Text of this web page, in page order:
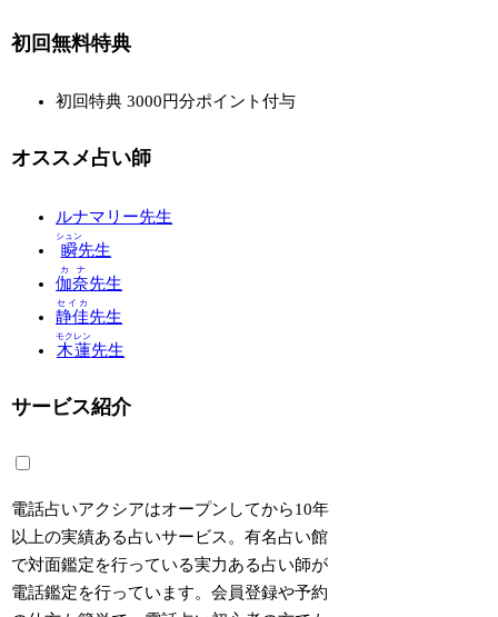
初回無料特典
初回特典3000円分ポイント付与
オススメ占い師
ルナマリー先生
瞬
シュン
先生
伽奈
カナ
先生
静佳
セイカ
先生
木蓮
モクレン
先生
サービス紹介
電話占いアクシアはオープンしてから10年
以上の実績ある占いサービス。有名占い館
で対面鑑定を行っている実力ある占い師が
電話鑑定を行っています。会員登録や予約